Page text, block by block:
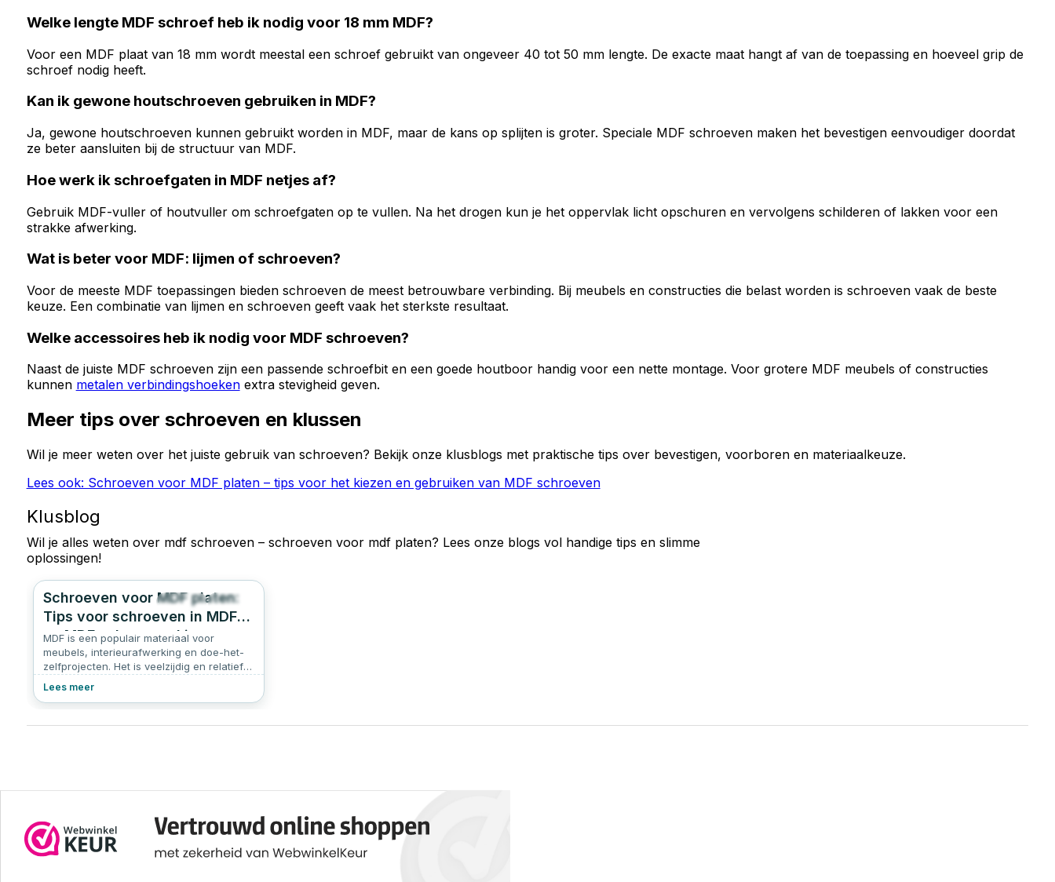
Welke lengte MDF schroef heb ik nodig voor 18 mm MDF?
Voor een MDF plaat van 18 mm wordt meestal een schroef gebruikt van ongeveer 40 tot 50 mm lengte. De exacte maat hangt af van de toepassing en hoeveel grip de
schroef nodig heeft.
Kan ik gewone houtschroeven gebruiken in MDF?
Ja, gewone houtschroeven kunnen gebruikt worden in MDF, maar de kans op splijten is groter. Speciale MDF schroeven maken het bevestigen eenvoudiger doordat
ze beter aansluiten bij de structuur van MDF.
Hoe werk ik schroefgaten in MDF netjes af?
Gebruik MDF-vuller of houtvuller om schroefgaten op te vullen. Na het drogen kun je het oppervlak licht opschuren en vervolgens schilderen of lakken voor een
strakke afwerking.
Wat is beter voor MDF: lijmen of schroeven?
Voor de meeste MDF toepassingen bieden schroeven de meest betrouwbare verbinding. Bij meubels en constructies die belast worden is schroeven vaak de beste
keuze. Een combinatie van lijmen en schroeven geeft vaak het sterkste resultaat.
Welke accessoires heb ik nodig voor MDF schroeven?
Naast de juiste MDF schroeven zijn een passende schroefbit en een goede houtboor handig voor een nette montage. Voor grotere MDF meubels of constructies
kunnen metalen verbindingshoekenextra stevigheid geven.
Meer tips over schroeven en klussen
Wil je meer weten over het juiste gebruik van schroeven? Bekijk onze klusblogs met praktische tips over bevestigen, voorboren en materiaalkeuze.
Lees ook: Schroeven voor MDF platen – tips voor het kiezen en gebruiken van MDF schroeven
Klusblog
Wil je alles weten over mdf schroeven – schroeven voor mdf platen? Lees onze blogs vol handige tips en slimme
oplossingen!
2820 4.8
Schroeven voor MDF platen:
Tips voor schroeven in MDF
en MDF schroeven kiezen
MDF is een populair materiaal voor
meubels, interieurafwerking en doe-het-
zelfprojecten. Het is veelzijdig en relatief
eenvoudig te bewerken. Echter, werken
met MDF vereist de juiste technieken en
artikel lees je alles over het kiezen van de
Lees meer